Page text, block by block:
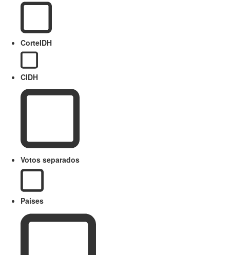
CorteIDH
CIDH
Votos separados
Paises